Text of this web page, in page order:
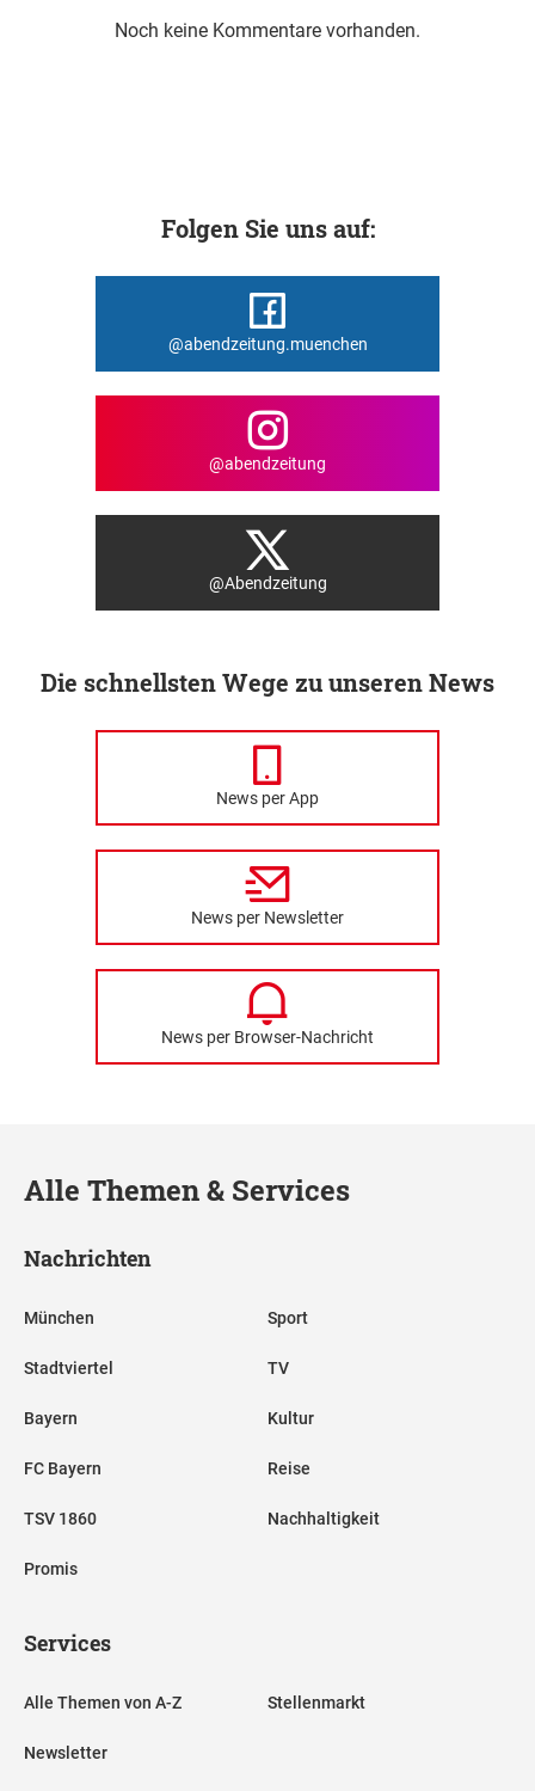
Noch keine Kommentare vorhanden.
Folgen Sie uns auf:
@abendzeitung.muenchen
@abendzeitung
@Abendzeitung
Die schnellsten Wege zu unseren News
News per App
News per Newsletter
News per Browser-Nachricht
Alle Themen & Services
Nachrichten
München
Stadtviertel
Bayern
FC Bayern
TSV 1860
Promis
Sport
TV
Kultur
Reise
Nachhaltigkeit
Services
Alle Themen von A-Z
Newsletter
Stellenmarkt